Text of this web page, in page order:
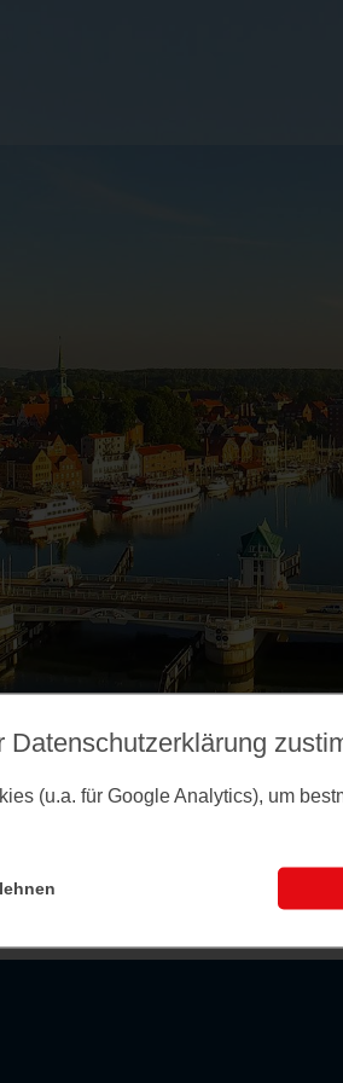
Datenschutz­erklärung
(u.a. für Google Analytics), um